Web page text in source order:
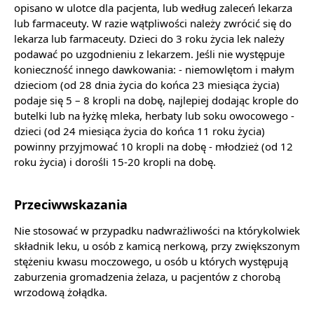
opisano w ulotce dla pacjenta, lub według zaleceń lekarza
lub farmaceuty. W razie wątpliwości należy zwrócić się do
lekarza lub farmaceuty. Dzieci do 3 roku życia lek należy
podawać po uzgodnieniu z lekarzem. Jeśli nie występuje
konieczność innego dawkowania: - niemowlętom i małym
dzieciom (od 28 dnia życia do końca 23 miesiąca życia)
podaje się 5 – 8 kropli na dobę, najlepiej dodając krople do
butelki lub na łyżkę mleka, herbaty lub soku owocowego -
dzieci (od 24 miesiąca życia do końca 11 roku życia)
powinny przyjmować 10 kropli na dobę - młodzież (od 12
roku życia) i dorośli 15-20 kropli na dobę.
Przeciwwskazania
Nie stosować w przypadku nadwrażliwości na którykolwiek
składnik leku, u osób z kamicą nerkową, przy zwiększonym
stężeniu kwasu moczowego, u osób u których występują
zaburzenia gromadzenia żelaza, u pacjentów z chorobą
wrzodową żołądka.